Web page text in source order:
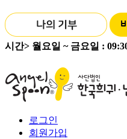
시간> 월요일 ~ 금요일 :
로그인
회원가입